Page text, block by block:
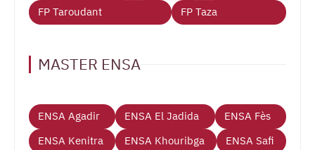
FP Taroudant
FP Taza
MASTER ENSA
ENSA Agadir ENSA El Jadida
ENSA Fès
ENSA Kenitra
ENSA Khouribga
ENSA Safi